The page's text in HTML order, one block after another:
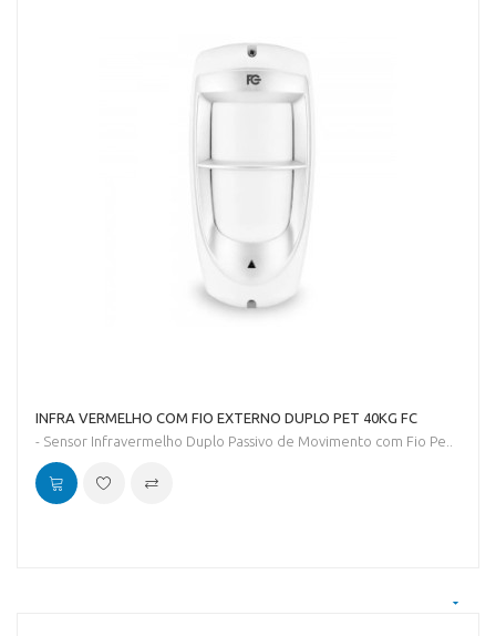
INFRA VERMELHO COM FIO EXTERNO DUPLO PET 40KG FC
- Sensor Infravermelho Duplo Passivo de Movimento com Fio Pe..